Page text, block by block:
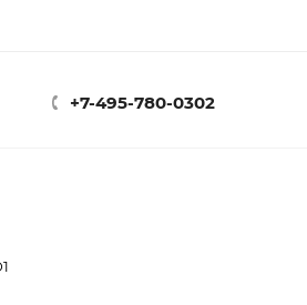
+7-495-780-0302